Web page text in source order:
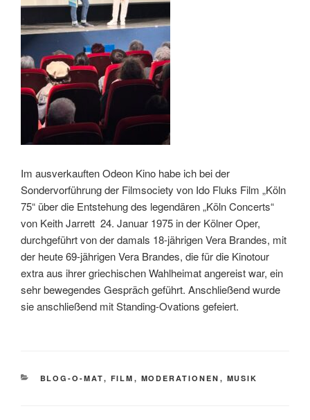
Im ausverkauften Odeon Kino habe ich bei der
Sondervorführung der Filmsociety von Ido Fluks Film „Köln
75“ über die Entstehung des legendären „Köln Concerts“
von Keith Jarrett 24. Januar 1975 in der Kölner Oper,
durchgeführt von der damals 18-jährigen Vera Brandes, mit
der heute 69-jährigen Vera Brandes, die für die Kinotour
extra aus ihrer griechischen Wahlheimat angereist war, ein
sehr bewegendes Gespräch geführt. Anschließend wurde
sie anschließend mit Standing-Ovations gefeiert.
KATEGORIEN
BLOG-O-MAT, FILM , MODERATIONEN , MUSIK